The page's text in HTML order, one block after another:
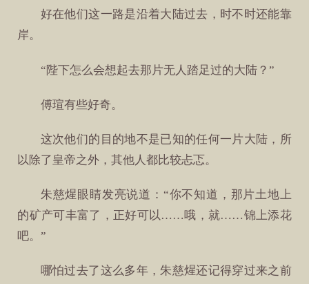
好在他们这一路是沿着大陆过去，时不时还能靠
岸。
“陛下怎么会想起去那片无人踏足过的大陆？”
傅瑄有些好奇。
这次他们的目的地不是已知的任何一片大陆，所
以除了皇帝之外，其他人都比较忐忑。
朱慈煋眼睛发亮说道：“你不知道，那片土地上
的矿产可丰富了，正好可以……哦，就……锦上添花
吧。”
哪怕过去了这么多年，朱慈煋还记得穿过来之前